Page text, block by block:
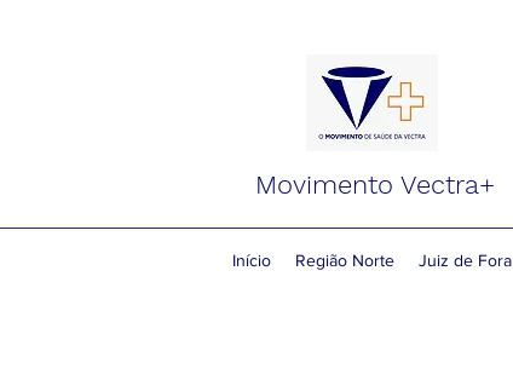
Movimento Vectra+
Início Região Norte Juiz de Fora